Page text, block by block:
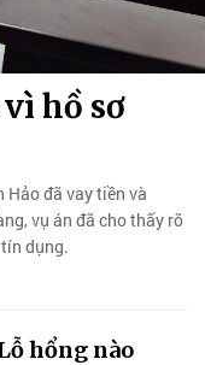
hồ sơ
Hảo đã vay tiền và
vụ án đã cho thấy rõ
dụng.
hổng nào